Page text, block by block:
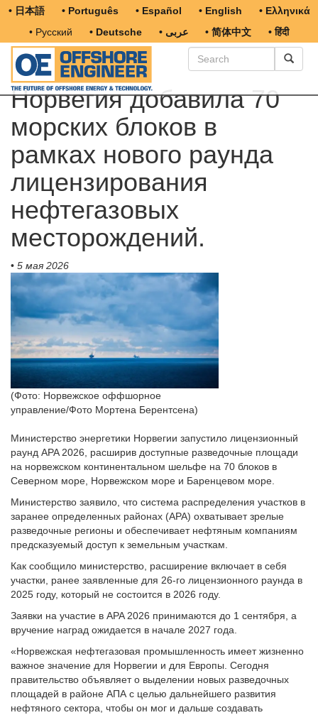
• 日本語 • Português • Español • English
• Ελληνικά
• Русский
• Deutsche • عربى • 简体中文 • हिंदी
Норвегия добавила 70
морских блоков в
рамках нового раунда
лицензирования
нефтегазовых
месторождений.
• 5 мая 2026
(Фото: Норвежское оффшорное
управление/Фото Мортена Берентсена)
Министерство энергетики Норвегии запустило лицензионный
раунд APA 2026, расширив доступные разведочные площади
на норвежском континентальном шельфе на 70 блоков в
Северном море, Норвежском море и Баренцевом море.
Министерство заявило, что система распределения участков в
заранее определенных районах (APA) охватывает зрелые
разведочные регионы и обеспечивает нефтяным компаниям
предсказуемый доступ к земельным участкам.
Как сообщило министерство, расширение включает в себя
участки, ранее заявленные для 26-го лицензионного раунда в
2025 году, который не состоится в 2026 году.
Заявки на участие в APA 2026 принимаются до 1 сентября, а
вручение наград ожидается в начале 2027 года.
«Норвежская нефтегазовая промышленность имеет жизненно
важное значение для Норвегии и для Европы. Сегодня
правительство объявляет о выделении новых разведочных
площадей в районе АПА с целью дальнейшего развития
нефтяного сектора, чтобы он мог и дальше создавать